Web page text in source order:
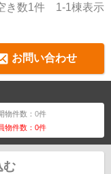
き数1件 1-1棟表示
お問い合わせ
物件数：0件
物件数：0件
む